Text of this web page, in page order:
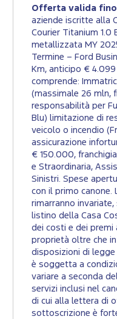
Offerta valida
aziende iscritte alla
Courier Titanium 1.0
metallizzata MY
Termine – Ford
Km, anticipo €
comprende:
(massimale 26 mln,
responsabilità per
Blu) limitazione di
veicolo o incendio
assicurazione
€ 150.000,
e Straordinaria,
Sinistri. Spese
con il primo canone.
rimarranno
listino della Casa
dei costi e dei premi
proprietà oltre che
disposizioni di legge
è soggetta a
variare a seconda
servizi inclusi nel
di cui alla lettera di
sottoscrizione è